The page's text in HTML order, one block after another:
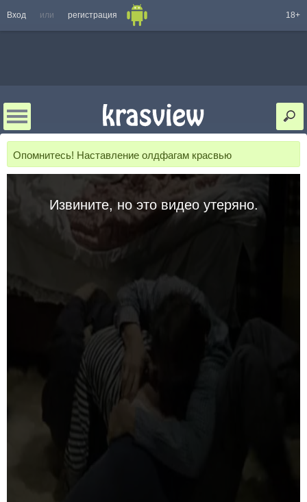
Вход или регистрация 18+
Опомнитесь! Наставление олдфагам красвью
Извините, но это видео утеряно.